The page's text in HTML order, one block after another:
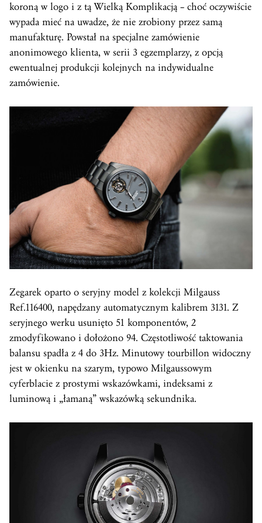
koroną w logo i z tą Wielką Komplikacją – choć oczywiście
wypada mieć na uwadze, że nie zrobiony przez samą
manufakturę. Powstał na specjalne zamówienie
anonimowego klienta, w serii 3 egzemplarzy, z opcją
ewentualnej produkcji kolejnych na indywidualne
zamówienie.
Zegarek oparto o seryjny model z kolekcji Milgauss
Ref.116400, napędzany automatycznym kalibrem 3131. Z
seryjnego werku usunięto 51 komponentów, 2
zmodyfikowano i dołożono 94. Częstotliwość taktowania
balansu spadła z 4 do 3Hz. Minutowy tourbillon widoczny
jest w okienku na szarym, typowo Milgaussowym
cyferblacie z prostymi wskazówkami, indeksami z
luminową i „łamaną” wskazówką sekundnika.